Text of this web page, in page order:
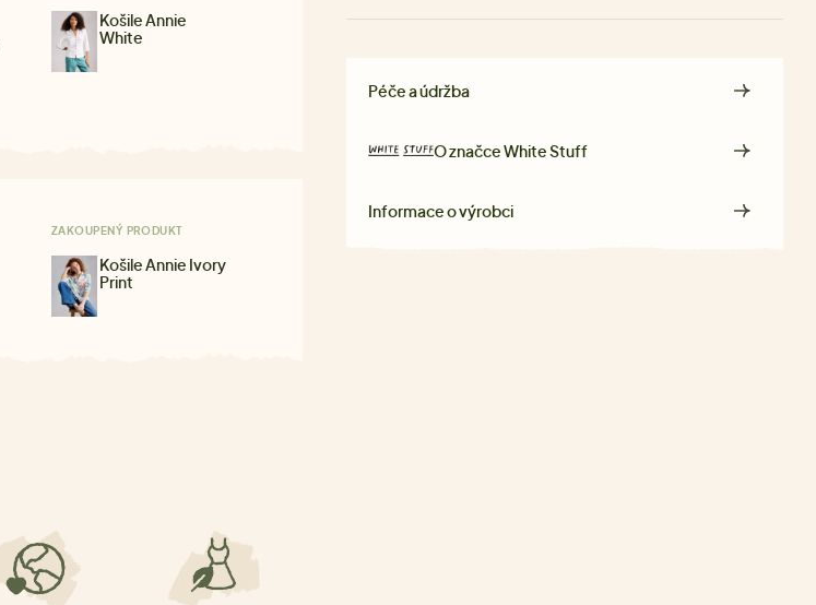
Košile Annie
White
ZAKOUPENÝ PRODUKT
Košile Annie Ivory
Print
Péče a údržba
O značceWhite Stuff
Informace o výrobci